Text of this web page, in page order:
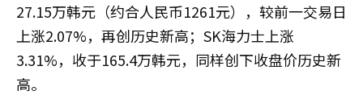
27.15万韩元（约合人民币1261元），较前一交易日
上涨2.07%，再创历史新高；SK海力士上涨
3.31%，收于165.4万韩元，同样创下收盘价历史新
高。